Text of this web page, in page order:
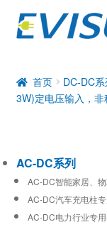
DC-DC系列
工业通信模块
首页 DC-DC系
3W)定电压输入，非
AC-DC系列
AC-DC智能家居、
AC-DC汽车充电柱
AC-DC电力行业专